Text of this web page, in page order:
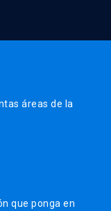
áreas de la
que ponga en